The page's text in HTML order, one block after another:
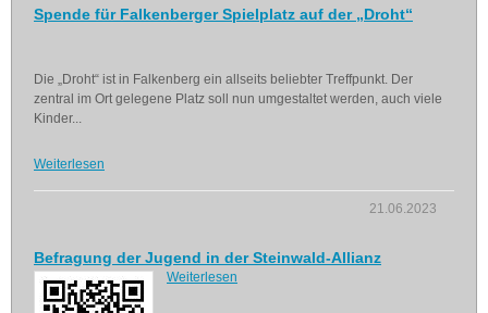
Spende für Falkenberger Spielplatz auf der „Droht“
Die „Droht“ ist in Falkenberg ein allseits beliebter Treffpunkt. Der
zentral im Ort gelegene Platz soll nun umgestaltet werden, auch viele
Kinder...
Weiterlesen
21.06.2023
Befragung der Jugend in der Steinwald-Allianz
Weiterlesen